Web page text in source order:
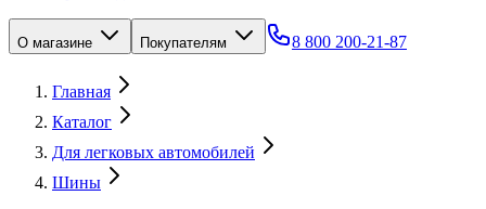
О магазине Покупателям 8 800 200-21-87
Главная
Каталог
Для легковых автомобилей
Шины